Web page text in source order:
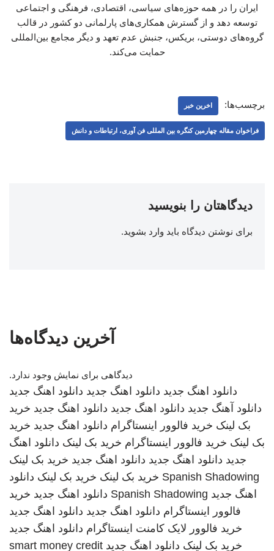
ایران را در همه حوزه‌های سیاسی، اقتصادی، فرهنگی و اجتماعی
توسعه دهد و از گسترش همکاری‌های پارلمانی دو کشور در قالب
گروه‌های دوستی، بریکس، جنبش عدم تعهد و دیگر مجامع بین‌المللی
حمایت می‌کند.
برچسب‌ها: اخرین خبر
فراخوان مقاله چهارمین کنگره بین المللی فن آوری، ارتباطات و دانش
دیدگاهتان را بنویسید
برای نوشتن دیدگاه باید وارد بشوید.
آخرین دیدگاه‌ها
دیدگاهی برای نمایش وجود ندارد.
دانلود اهنگ جدید دانلود اهنگ جدید دانلود اهنگ جدید
دانلود آهنگ جدید دانلود اهنگ جدید دانلود اهنگ جدید خرید
بک لینک خرید فالوور اینستاگرام دانلود اهنگ جدید خرید
بک لینک خرید فالوور اینستاگرام خرید بک لینک دانلود اهنگ
جدید دانلود اهنگ جدید دانلود اهنگ جدید خرید بک لینک
Spanish Shadowing خرید بک لینک خرید بک لینک دانلود
اهنگ جدید Spanish Shadowing دانلود اهنگ جدید خرید
فالوور اینستاگرام دانلود اهنگ جدید دانلود اهنگ جدید
خرید فالوور لایک کامنت اینستاگرام دانلود اهنگ جدید
خرید بک لینک دانلود اهنگ جدید smart money credit